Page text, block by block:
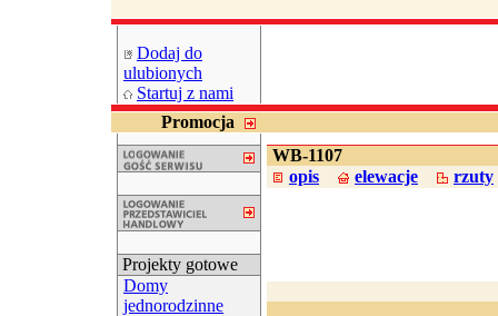
Dodaj do
ulubionych
Startuj z nami
Promocja
Projekty gotowe
Domy
jednorodzinne
WB-1107
opis
elewacje rzuty